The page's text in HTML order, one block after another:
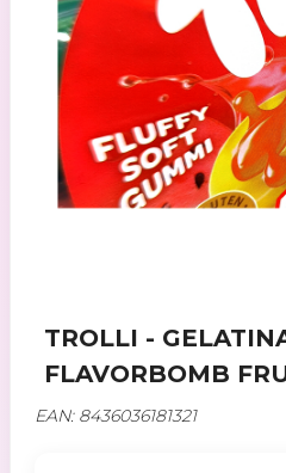
TROLLI -
FLAVORBOMB
EAN: 8436036181321